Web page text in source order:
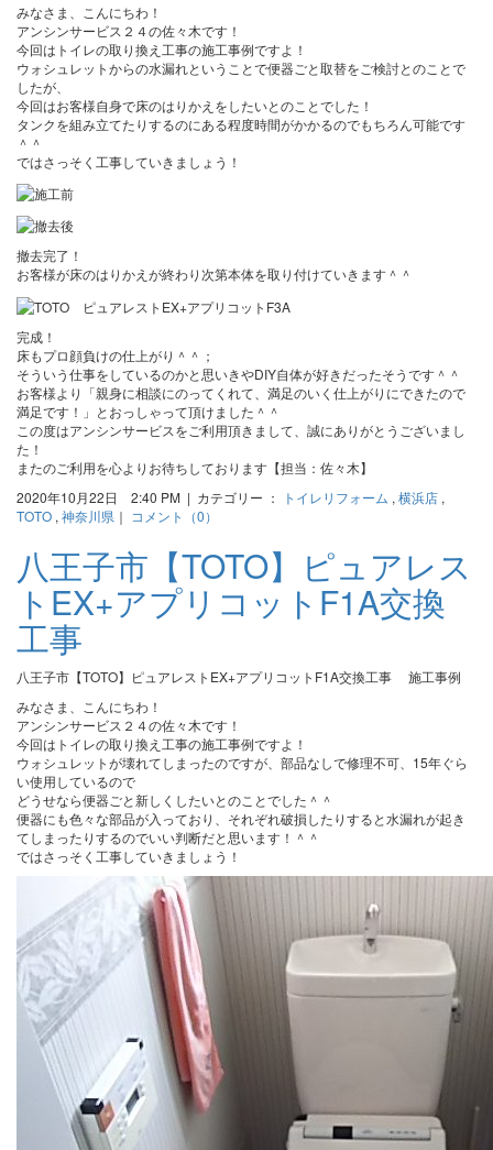
みなさま、こんにちわ！
アンシンサービス２４の佐々木です！
今回はトイレの取り換え工事の施工事例ですよ！
ウォシュレットからの水漏れということで便器ごと取替をご検討とのことで
したが、
今回はお客様自身で床のはりかえをしたいとのことでした！
タンクを組み立てたりするのにある程度時間がかかるのでもちろん可能です
＾＾
ではさっそく工事していきましょう！
撤去完了！
お客様が床のはりかえが終わり次第本体を取り付けていきます＾＾
完成！
床もプロ顔負けの仕上がり＾＾；
そういう仕事をしているのかと思いきやDIY自体が好きだったそうです＾＾
お客様より「親身に相談にのってくれて、満足のいく仕上がりにできたので
満足です！」とおっしゃって頂けました＾＾
この度はアンシンサービスをご利用頂きまして、誠にありがとうございまし
た！
またのご利用を心よりお待ちしております【担当：佐々木】
2020年10月22日 2:40 PM | カテゴリー ：
トイレリフォーム , 横浜店 ,
TOTO , 神奈川県 ｜ コメント（0）
八王子市【TOTO】ピュアレス
トEX+アプリコットF1A交換
工事
八王子市【TOTO】ピュアレストEX+アプリコットF1A交換工事 施工事例
みなさま、こんにちわ！
アンシンサービス２４の佐々木です！
今回はトイレの取り換え工事の施工事例ですよ！
ウォシュレットが壊れてしまったのですが、部品なしで修理不可、15年ぐら
い使用しているので
どうせなら便器ごと新しくしたいとのことでした＾＾
便器にも色々な部品が入っており、それぞれ破損したりすると水漏れが起き
てしまったりするのでいい判断だと思います！＾＾
ではさっそく工事していきましょう！